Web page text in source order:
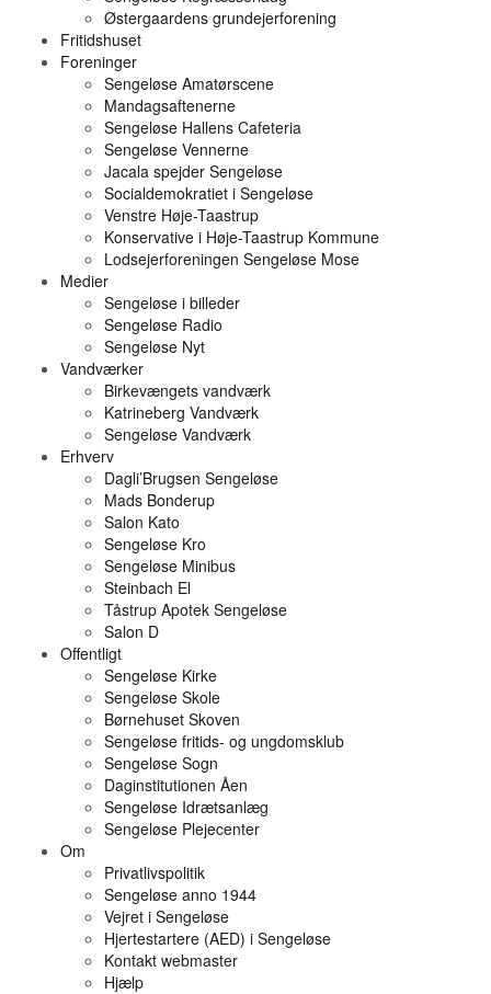
Østergaardens grundejerforening
Fritidshuset
Foreninger
Sengeløse Amatørscene
Mandagsaftenerne
Sengeløse Hallens Cafeteria
Sengeløse Vennerne
Jacala spejder Sengeløse
Socialdemokratiet i Sengeløse
Venstre Høje-Taastrup
Konservative i Høje-Taastrup Kommune
Lodsejerforeningen Sengeløse Mose
Medier
Sengeløse i billeder
Sengeløse Radio
Sengeløse Nyt
Vandværker
Birkevængets vandværk
Katrineberg Vandværk
Sengeløse Vandværk
Erhverv
Dagli’Brugsen Sengeløse
Mads Bonderup
Salon Kato
Sengeløse Kro
Sengeløse Minibus
Steinbach El
Tåstrup Apotek Sengeløse
Salon D
Offentligt
Sengeløse Kirke
Sengeløse Skole
Børnehuset Skoven
Sengeløse fritids- og ungdomsklub
Sengeløse Sogn
Daginstitutionen Åen
Sengeløse Idrætsanlæg
Sengeløse Plejecenter
Om
Privatlivspolitik
Sengeløse anno 1944
Vejret i Sengeløse
Hjertestartere (AED) i Sengeløse
Kontakt webmaster
Hjælp